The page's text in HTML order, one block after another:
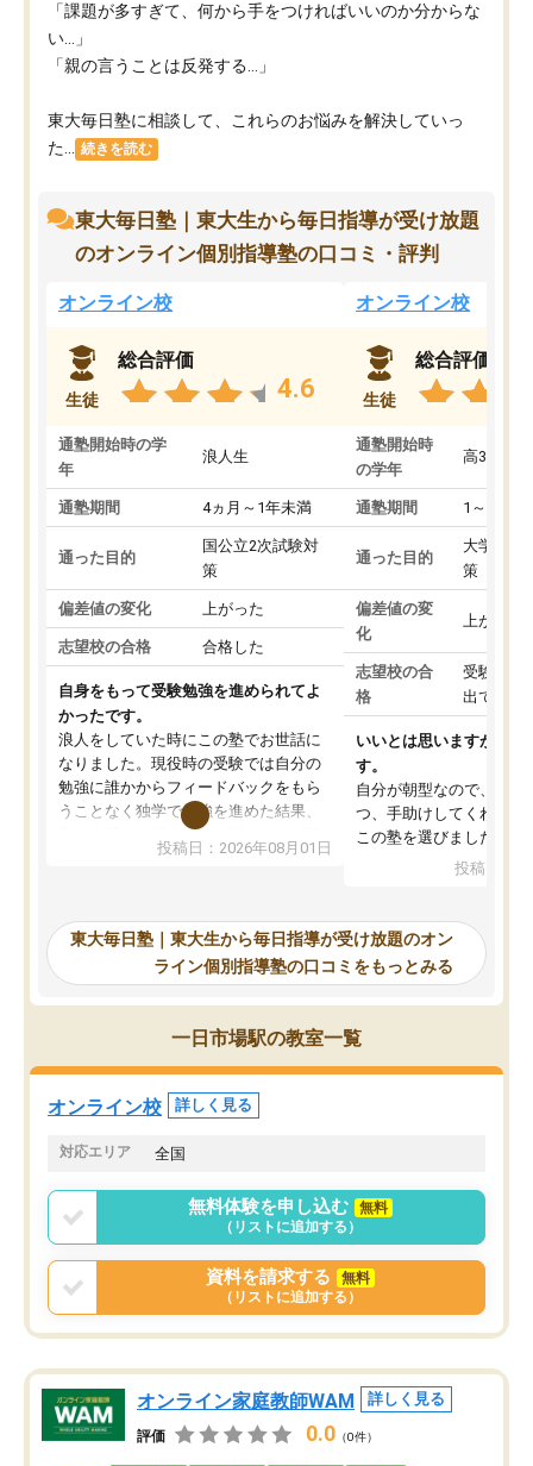
「課題が多すぎて、何から手をつければいいのか分からな
い…」
「親の言うことは反発する…」
東大毎日塾に相談して、これらのお悩みを解決していっ
た...
続きを読む
東大毎日塾｜東大生から毎日指導が受け放題
のオンライン個別指導塾の口コミ・評判
オンライン校
生徒
総合評価
4.6
通塾開始時の学
年
浪人生
通塾期間 4ヵ月～1年未満
通った目的
国公立2次試験対
策
偏差値の変化 上がった
志望校の合格 合格した
自身をもって受験勉強を進められてよ
かったです。
浪人をしていた時にこの塾でお世話に
なりました。現役時の受験では自分の
勉強に誰かからフィードバックをもら
うことなく独学で勉強を進めた結果、
入試本番に地歴の学習が間に合わず不
合格となってしまいました。その経験
東大毎日塾にたどり着きました。学習
の長期計画や日々の勉強のやり方につ
いて客観的なアドバイスをいただけた
ので、自信をもって受験勉強を進める
ことができました。自分のように勉強
のやり方や進捗管理で苦労している方
には特におすすめしたい塾です。
投稿日：2026年08月01日
オンライン校
生徒
総合評価
通塾開始時
の学年
高3
通塾期間 1～3ヵ月
通った目的
大学入学
策
偏差値の変
化
上がった
志望校の合
格
受験して
出ていな
いいとは思いますが、料
す。
自分が朝型なので、自習
つ、手助けしてくれる設
この塾を選びました。
投稿日：
東大毎日塾｜東大生から毎日指導が受け放題のオン
ライン個別指導塾の口コミをもっとみる
一日市場駅の教室一覧
オンライン校 詳しく見る
対応エリア 全国
無料体験を申し込む
無料
（リストに追加する）
資料を請求する
無料
（リストに追加する）
オンライン家庭教師WAM 詳しく見る
評価 0.0 （0件）